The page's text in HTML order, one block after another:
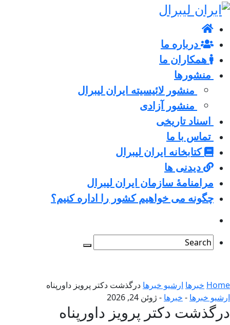
درباره ما
همکاران ما
منشورها
منشور لائیسیته ایران لیبرال
منشور آزادی
اسناد تاریخی
تماس با ما
کتابخانه ایران لیبرال
دیدنی ها
مرامنامۀ سازمان ایران لیبرال
چگونه می خواهیم کشور را اداره کنیم؟
Home خبرها ارشیو خبرها درگذشت دکتر پرویز داورپناه
ارشیو خبرها - خبرها - ژوئن 24, 2026
درگذشت دکتر پرویز داورپناه